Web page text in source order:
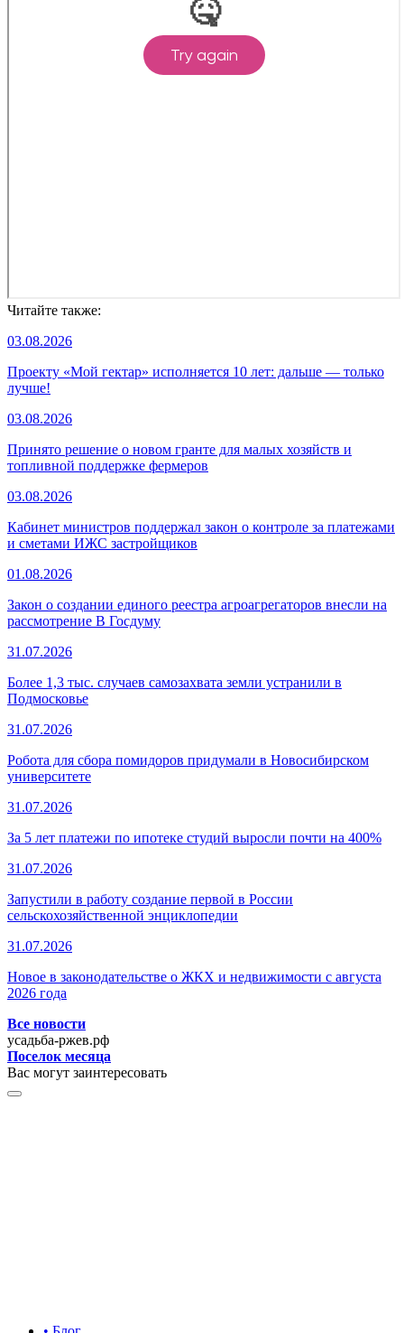
Читайте также:
03.08.2026
Проекту «Мой гектар» исполняется 10 лет: дальше — только
лучше!
03.08.2026
Принято решение о новом гранте для малых хозяйств и
топливной поддержке фермеров
03.08.2026
Кабинет министров поддержал закон о контроле за платежами
и сметами ИЖС застройщиков
01.08.2026
Закон о создании единого реестра агроагрегаторов внесли на
рассмотрение В Госдуму
31.07.2026
Более 1,3 тыс. случаев самозахвата земли устранили в
Подмосковье
31.07.2026
Робота для сбора помидоров придумали в Новосибирском
университете
31.07.2026
За 5 лет платежи по ипотеке студий выросли почти на 400%
31.07.2026
Запустили в работу создание первой в России
сельскохозяйственной энциклопедии
31.07.2026
Новое в законодательстве о ЖКХ и недвижимости с августа
2026 года
Все новости
усадьба-ржев.рф
Поселок месяца
Вас могут заинтересовать